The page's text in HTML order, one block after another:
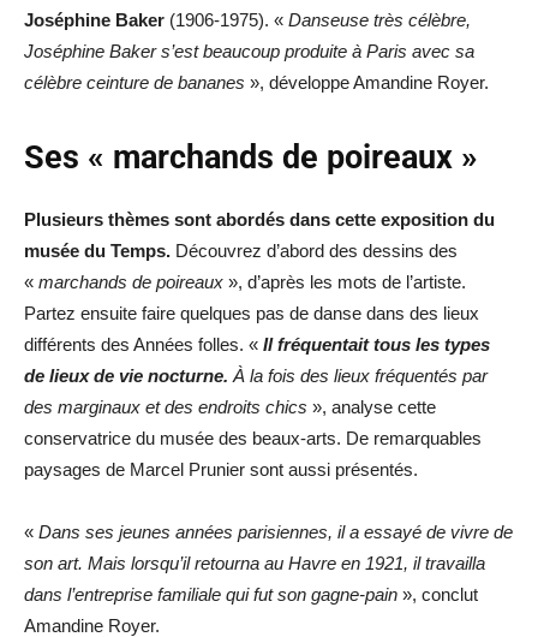
Joséphine Baker (1906-1975). « Danseuse très célèbre,
Joséphine Baker s’est beaucoup produite à Paris avec sa
célèbre ceinture de bananes », développe Amandine Royer.
Ses « marchands de poireaux »
Plusieurs thèmes sont abordés dans cette exposition du
musée du Temps. Découvrez d’abord des dessins des
« marchands de poireaux », d’après les mots de l’artiste.
Partez ensuite faire quelques pas de danse dans des lieux
différents des Années folles. « Il fréquentait tous les types
de lieux de vie nocturne. À la fois des lieux fréquentés par
des marginaux et des endroits chics », analyse cette
conservatrice du musée des beaux-arts. De remarquables
paysages de Marcel Prunier sont aussi présentés.
« Dans ses jeunes années parisiennes, il a essayé de vivre de
son art. Mais lorsqu’il retourna au Havre en 1921, il travailla
dans l’entreprise familiale qui fut son gagne-pain », conclut
Amandine Royer.